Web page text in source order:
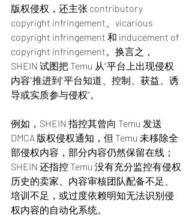
版权侵权，还主张 contributory
copyright infringement、vicarious
copyright infringement 和 inducement of
copyright infringement。换言之，
SHEIN 试图把 Temu 从“平台上出现侵权
内容”推进到“平台知道、控制、获益、诱
导或实质参与侵权”。
例如，SHEIN 指控其曾向 Temu 发送
DMCA 版权侵权通知，但 Temu 未移除全
部侵权内容，部分内容仍然保留在线；
SHEIN 还指控 Temu 没有充分监控有侵权
历史的卖家、内容审核团队配备不足、
培训不足，或过度依赖明知无法识别侵
权内容的自动化系统。